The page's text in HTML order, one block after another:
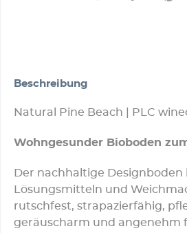
Beschreibung
Natural Pine Beach | PLC
Wohngesunder Bioboden
Der nachhaltige Designboden
Lösungsmitteln und
rutschfest, strapazierfähig,
geräuscharm und angenehm